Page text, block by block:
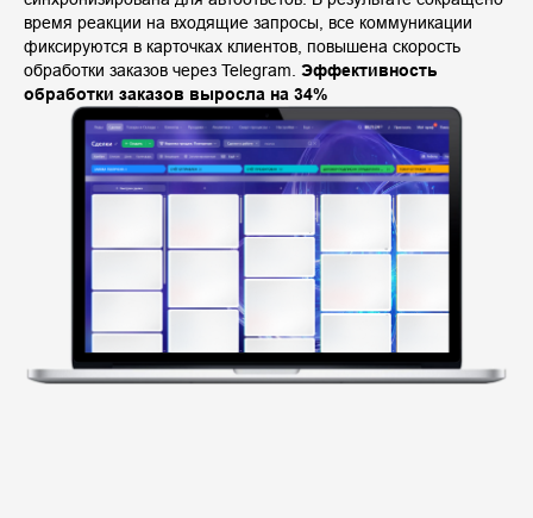
время реакции на входящие запросы, все коммуникации
фиксируются в карточках клиентов, повышена скорость
обработки заказов через Telegram. Эффективность
обработки заказов выросла на 34%